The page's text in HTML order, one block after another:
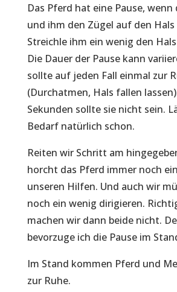
Das Pferd hat eine Pause,
und ihm den Zügel auf den Hals
Streichle ihm ein wenig den
Die Dauer der Pause kann
sollte auf jeden Fall einmal zur
(Durchatmen, Hals fallen
Sekunden sollte sie nicht sein.
Bedarf natürlich schon.
Reiten wir Schritt am
horcht das Pferd immer noch
unseren Hilfen. Und auch wir
noch ein wenig dirigieren.
machen wir dann beide nicht.
bevorzuge ich die Pause im
Im Stand kommen Pferd und
zur Ruhe.